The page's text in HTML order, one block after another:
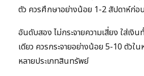
ตัว ควรศึกษาอย่างน้อย 1-2 สัปดาห์ก่
อันดับสอง ไม่กระจายความเสี่ยง ใส่เ
เดียว ควรกระจายอย่างน้อย 5-10 ตัวใ
หลายประเภทสินทรัพย์